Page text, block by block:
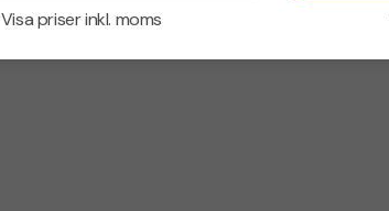
Visa priser inkl. moms